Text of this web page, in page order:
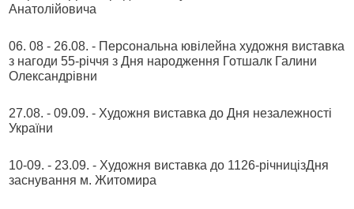
Анатолійовича
06. 08 - 26.08. - Персональна ювілейна художня виставка
з нагоди 55-річчя з Дня народження Готшалк Галини
Олександрівни
27.08. - 09.09. - Художня виставка до Дня незалежності
України
10-09. - 23.09. - Художня виставка до 1126-річницізДня
заснування м. Житомира